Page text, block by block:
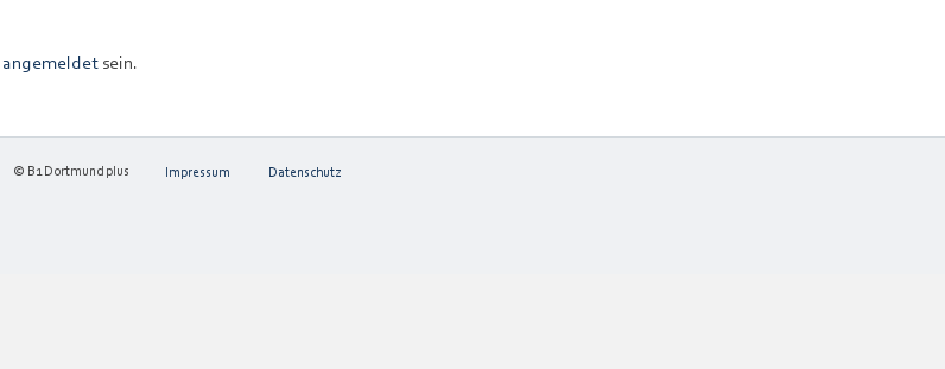
angemeldet sein.
© B1 Dortmund plus Impressum Datenschutz